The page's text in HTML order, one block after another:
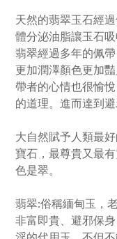
天然的翡翠玉石經
體分泌油脂讓玉石
翡翠經過多年的佩
更加潤澤顏色更加
帶者的心情也很愉
的道理。進而達到避
大自然賦予人類最
寶石，最尊貴又最
色是翠。
翡翠:俗稱緬甸玉，
非富即貴、避邪保